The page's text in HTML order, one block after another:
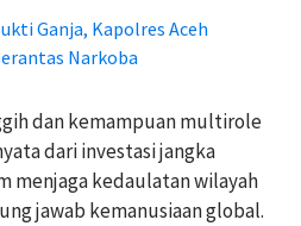
Ganja, Kapolres Aceh
Narkoba
dan kemampuan multirole
dari investasi jangka
menjaga kedaulatan wilayah
jawab kemanusiaan global.